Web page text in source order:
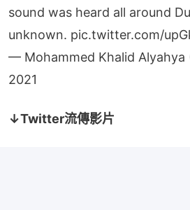
sound was heard all around
unknown. pic.twitter.com/
— Mohammed Khalid Alyahya
2021
↓Twitter流傳影片